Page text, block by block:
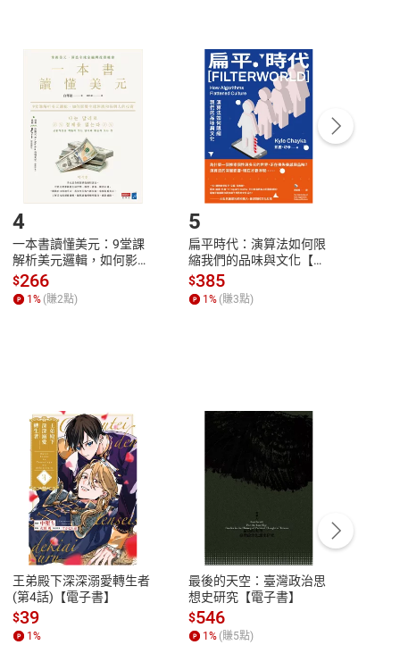
點選「瀏覽訂單明細」 「申請取消訂單/退
貨。
付款方式
Payment
完成訂單
Complete
號，下載書籍後看書
性
參
客服資訊
服務時間：週一到週五 10:00-12:00、
13:00-17:00 (國定假日及例假日休息)
客服電話：0080-1857077
4
一本書讀懂美元：9堂課
解析美元邏輯，如何影響
全球經濟和每個人的投資
【電子書】
$266
1% (賺2點)
5
扁平時代：演算法如何限
縮我們的品味與文化【電
子書】
$385
1% (賺3點)
王弟殿下深深溺愛轉生者
(第4話)【電子書】
$39
1%
最後的天空：臺灣政治思
想史研究【電子書】
$546
1% (賺5點)